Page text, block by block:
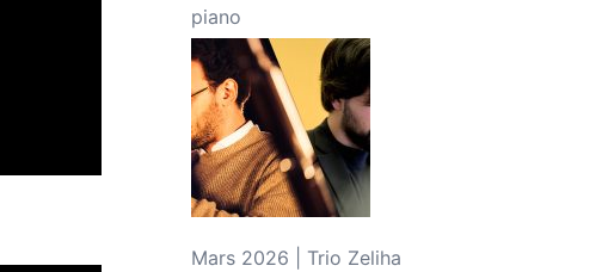
piano
Mars 2026 | Trio Zeliha